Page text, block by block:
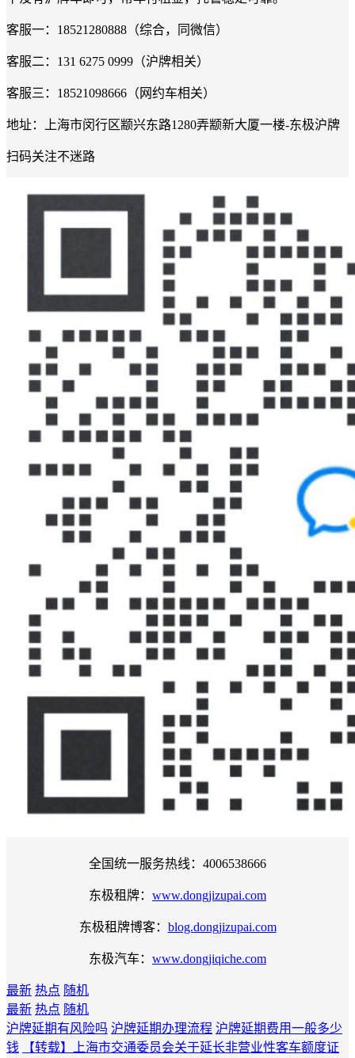
客服一：18521280888（综合，同微信）
客服二：131 6275 0999（沪牌相关）
客服三：18521098666（网约车相关）
地址：上海市闵行区颛兴东路1280弄颛新大厦一楼-东极沪牌
扫码关注不迷路
全国统一服务热线：4006538666
东极租牌： www.dongjizupai.com
东极租牌博客： blog.dongjizupai.com
东极汽车： www.dongjiqiche.com
最新 热点 随机
最新 热点 随机
沪牌延期有风险吗 沪牌延期办理流程 沪牌延期费用一般多少
钱
【转载】上海市交通委员会关于延长非营业性客车额度证